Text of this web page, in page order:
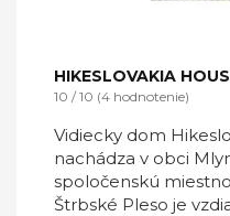
HIKESLOVAKIA
10 / 10 (4 hodnotenie)
Vidiecky dom
nachádza v obci
spoločenskú
Štrbské Pleso je